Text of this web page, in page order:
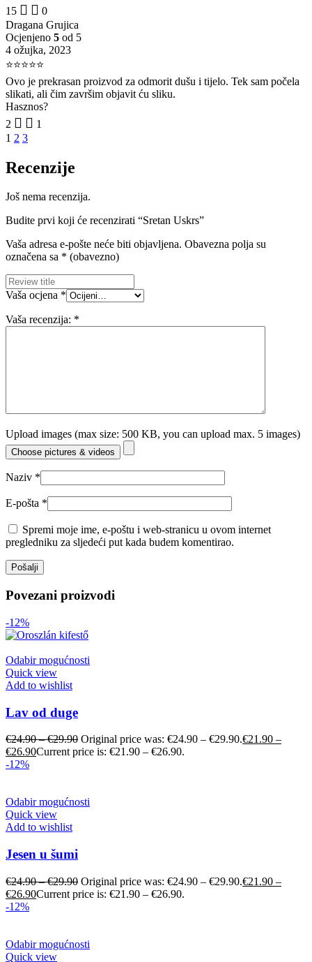
15
0
Dragana Grujica
Ocjenjeno 5 od 5
4 ožujka, 2023
⭐⭐⭐⭐⭐
Ovo je prekrasan proizvod za odmorit dušu i tijelo. Tek sam počela
slikati, ali čim završim objavit ću sliku.
Hasznos?
2
1
1 2 3
Recenzije
Još nema recenzija.
Budite prvi koji će recenzirati “Sretan Uskrs”
Vaša adresa e-pošte neće biti objavljena. Obavezna polja su
označena sa * (obavezno)
Vaša ocjena *
Vaša recenzija: *
Upload images (max size: 500 KB, you can upload max. 5 images)
Choose pictures & videos
Naziv *
E-pošta *
Spremi moje ime, e-poštu i web-stranicu u ovom internet
pregledniku za sljedeći put kada budem komentirao.
Povezani proizvodi
-12%
Odabir mogućnosti
Quick view
Add to wishlist
Lav od duge
€24.90–€29.90 Original price was: €24.90 – €29.90.€21.90 –
€26.90Current price is: €21.90 – €26.90.
-12%
Odabir mogućnosti
Quick view
Add to wishlist
Jesen u šumi
€24.90–€29.90 Original price was: €24.90 – €29.90.€21.90 –
€26.90Current price is: €21.90 – €26.90.
-12%
Odabir mogućnosti
Quick view